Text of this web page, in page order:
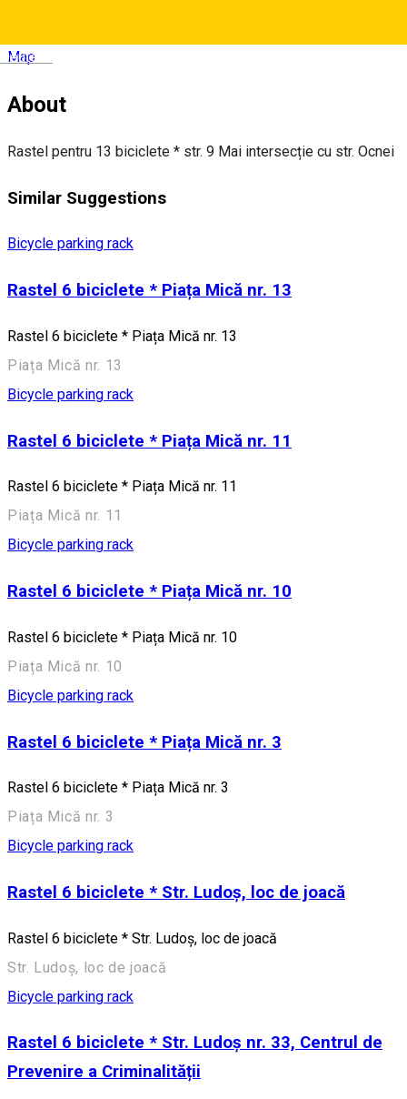
Deutsch
Map
About
Rastel pentru 13 biciclete * str. 9 Mai intersecție cu str. Ocnei
Similar Suggestions
Bicycle parking rack
Rastel 6 biciclete * Piața Mică nr. 13
Rastel 6 biciclete * Piața Mică nr. 13
Piața Mică nr. 13
Bicycle parking rack
Rastel 6 biciclete * Piața Mică nr. 11
Rastel 6 biciclete * Piața Mică nr. 11
Piața Mică nr. 11
Bicycle parking rack
Rastel 6 biciclete * Piața Mică nr. 10
Rastel 6 biciclete * Piața Mică nr. 10
Piața Mică nr. 10
Bicycle parking rack
Rastel 6 biciclete * Piața Mică nr. 3
Rastel 6 biciclete * Piața Mică nr. 3
Piața Mică nr. 3
Bicycle parking rack
Rastel 6 biciclete * Str. Ludoș, loc de joacă
Rastel 6 biciclete * Str. Ludoș, loc de joacă
Str. Ludoș, loc de joacă
Bicycle parking rack
Rastel 6 biciclete * Str. Ludoș nr. 33, Centrul de
Prevenire a Criminalității